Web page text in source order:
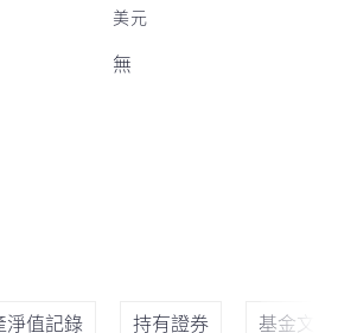
美元
無
淨值記錄 持有證券 基金文件